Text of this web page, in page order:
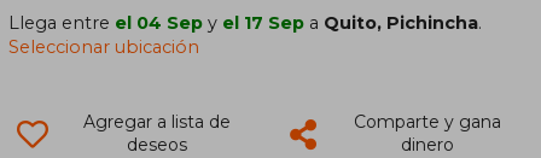
Llega entre el 04 Sep y el 17 Sep a Quito, Pichincha.
Seleccionar ubicación
Agregar a lista de
deseos
Comparte y gana
dinero